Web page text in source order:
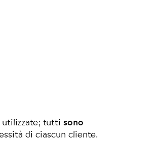
utilizzate; tutti sono
di ciascun cliente.